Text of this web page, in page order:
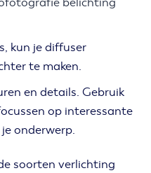
kun je diffuser
te maken.
en details. Gebruik
op interessante
onderwerp.
soorten verlichting